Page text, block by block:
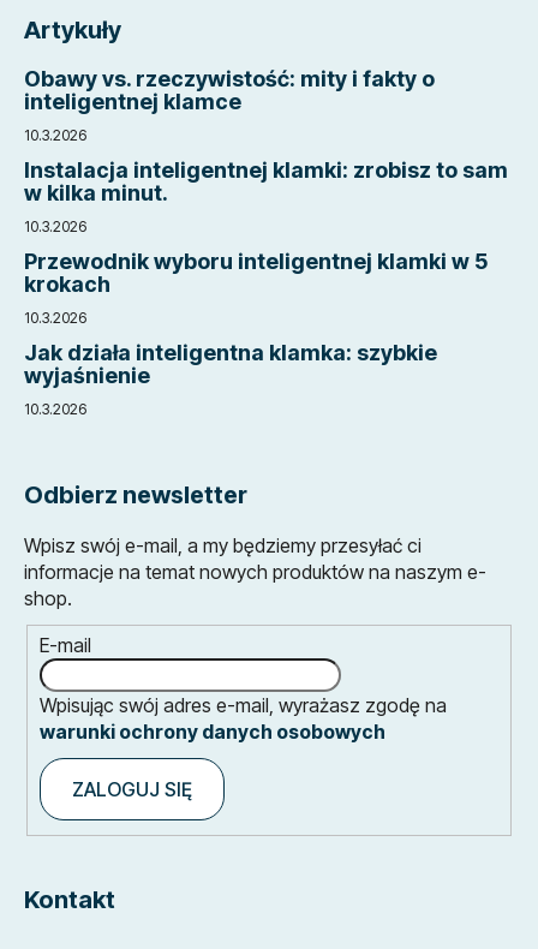
Artykuły
Obawy vs. rzeczywistość: mity i fakty o
inteligentnej klamce
10.3.2026
Instalacja inteligentnej klamki: zrobisz to sam
w kilka minut.
10.3.2026
Przewodnik wyboru inteligentnej klamki w 5
krokach
10.3.2026
Jak działa inteligentna klamka: szybkie
wyjaśnienie
10.3.2026
Odbierz newsletter
Wpisz swój e-mail, a my będziemy przesyłać ci
informacje na temat nowych produktów na naszym e-
shop.
E-mail
Wpisując swój adres e-mail, wyrażasz zgodę na
warunki ochrony danych osobowych
ZALOGUJ SIĘ
Kontakt